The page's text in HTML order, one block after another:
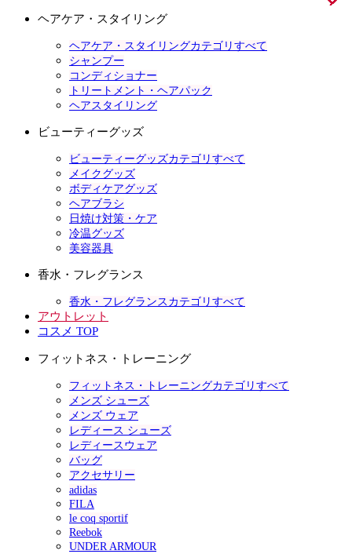
ヘアケア・スタイリング
ヘアケア・スタイリングカテゴリすべて
シャンプー
コンディショナー
トリートメント・ヘアパック
ヘアスタイリング
ビューティーグッズ
ビューティーグッズカテゴリすべて
メイクグッズ
ボディケアグッズ
ヘアブラシ
日焼け対策・ケア
冷温グッズ
美容器具
香水・フレグランス
香水・フレグランスカテゴリすべて
アウトレット
コスメ TOP
フィットネス・トレーニング
フィットネス・トレーニングカテゴリすべて
メンズ シューズ
メンズ ウェア
レディース シューズ
レディースウェア
バッグ
アクセサリー
adidas
FILA
le coq sportif
Reebok
UNDER ARMOUR